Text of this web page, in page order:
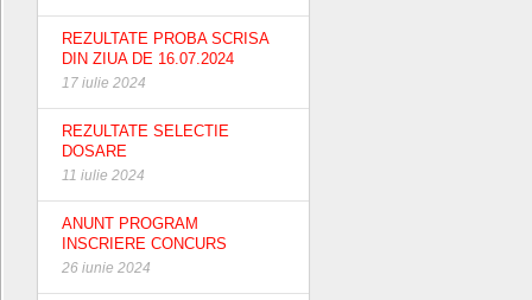
REZULTATE PROBA SCRISA
DIN ZIUA DE 16.07.2024
17 iulie 2024
REZULTATE SELECTIE
DOSARE
11 iulie 2024
ANUNT PROGRAM
INSCRIERE CONCURS
26 iunie 2024